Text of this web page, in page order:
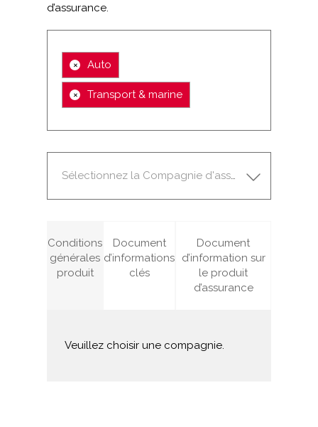
d’assurance.
× Auto
× Transport & marine
Sélectionnez la Compagnie d'assurance
Conditions
générales
produit
Document
d’informations
clés
Document
d’information sur
le produit
d’assurance
Veuillez choisir une compagnie.